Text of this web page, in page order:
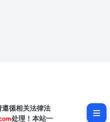
循相关法律法
处理！本站一